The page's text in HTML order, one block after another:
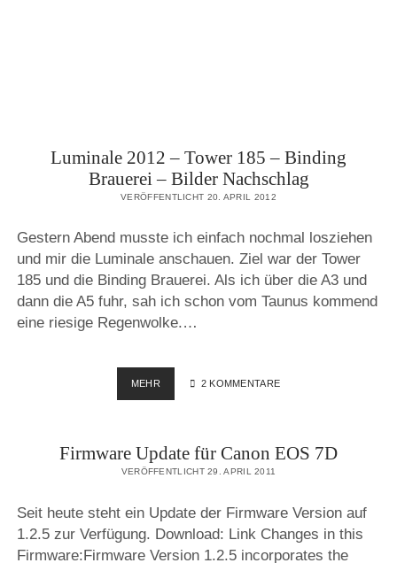
Luminale 2012 – Tower 185 – Binding
Brauerei – Bilder Nachschlag
VERÖFFENTLICHT 20. APRIL 2012
Gestern Abend musste ich einfach nochmal losziehen
und mir die Luminale anschauen. Ziel war der Tower
185 und die Binding Brauerei. Als ich über die A3 und
dann die A5 fuhr, sah ich schon vom Taunus kommend
eine riesige Regenwolke.…
MEHRLUMINALE
2012
185
–
–
BILDER
NACHSCHLAG
2 KOMMENTARE
Firmware Update für Canon EOS 7D
VERÖFFENTLICHT 29. APRIL 2011
Seit heute steht ein Update der Firmware Version auf
1.2.5 zur Verfügung. Download: Link Changes in this
Firmware:Firmware Version 1.2.5 incorporates the